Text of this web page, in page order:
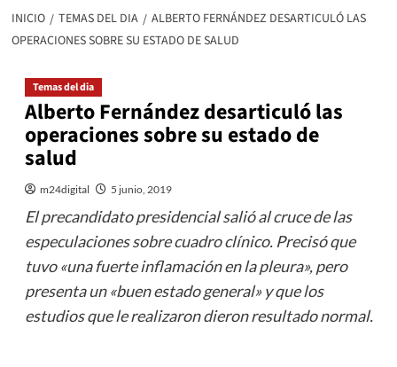
INICIO TEMAS DEL DIA
ALBERTO FERNÁNDEZ DESARTICULÓ LAS
OPERACIONES SOBRE SU ESTADO DE SALUD
Temas del dia
Alberto Fernández desarticuló las
operaciones sobre su estado de
salud
m24digital 5 junio, 2019
El precandidato presidencial salió al cruce de las
especulaciones sobre cuadro clínico. Precisó que
tuvo «una fuerte inflamación en la pleura», pero
presenta un «buen estado general» y que los
estudios que le realizaron dieron resultado normal.